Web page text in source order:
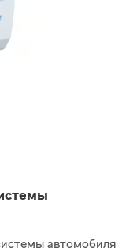
автомобиля